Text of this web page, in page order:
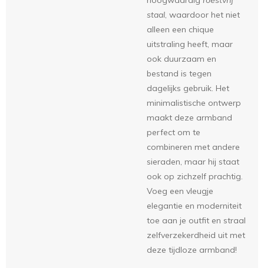
staal, waardoor het niet
alleen een chique
uitstraling heeft, maar
ook duurzaam en
bestand is tegen
dagelijks gebruik. Het
minimalistische ontwerp
maakt deze armband
perfect om te
combineren met andere
sieraden, maar hij staat
ook op zichzelf prachtig.
Voeg een vleugje
elegantie en moderniteit
toe aan je outfit en straal
zelfverzekerdheid uit met
deze tijdloze armband!